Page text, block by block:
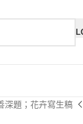
深題；花卉寫生稿